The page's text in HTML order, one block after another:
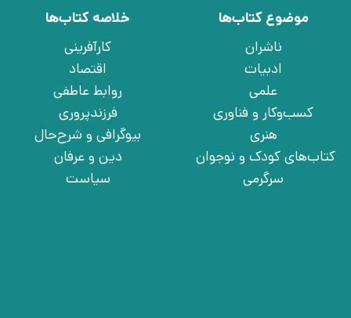
موضوع کتاب‌ها
ناشران
ادبیات
علمی
کسب‌وکار و فناوری
هنری
کتاب‌های کودک و نوجوان
سرگرمی
خلاصه کتاب‌ها
کارآفرینی
اقتصاد
روابط عاطفی
فرزندپروری
بیوگرافی و شرح‌حال
دین و عرفان
سیاست